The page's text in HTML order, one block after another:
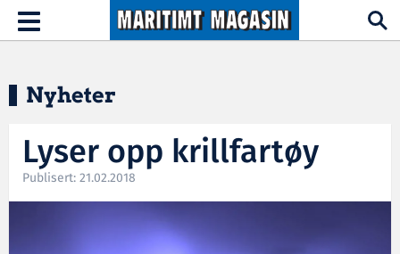
Hopp til hovedinnhold
Toggle
navigation
Nyheter
Lyser opp krillfartøy
Publisert: 21.02.2018